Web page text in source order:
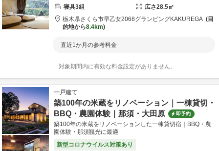
寝具3組 広さ28.5㎡
栃木県さくら市早乙女2068グランピングKAKUREGA
目
的地から8.4km
直近1か月の参考料金
対象期間内に有効な料金設定がありません。
一戸建て
築100年の米蔵をリノベーション｜一棟貸切・
BBQ・農園体験｜那須・大田原
即予約
築100年の米蔵をリノベーションした一棟貸切宿｜BBQ・農
園体験・那須観光に最適
新型コロナウイルス対策あり